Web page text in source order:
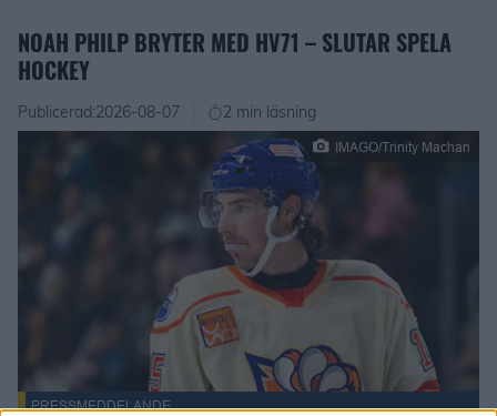
NOAH PHILP BRYTER MED HV71 – SLUTAR SPELA
HOCKEY
Publicerad:2026-08-07 2 min läsning
IMAGO/Trinity Machan
PRESSMEDDELANDE